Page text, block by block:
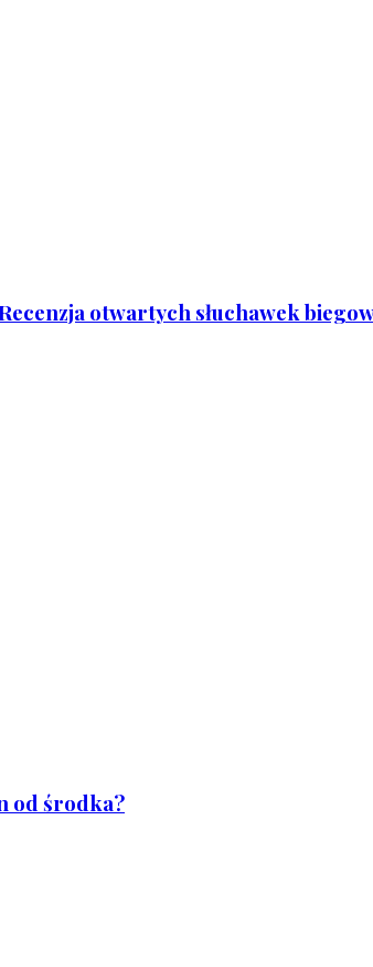
otwartych słuchawek
od środka?